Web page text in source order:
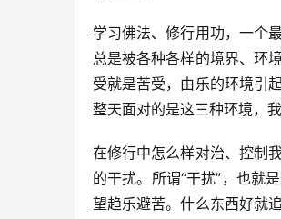
学习佛法、修行用功，一个
总是被各种各样的境界、环
受就是苦受，由乐的环境引
整天面对的是这三种环境，
在修行中怎么样对治、控制
的干扰。所谓“干扰”，也就
望趋乐避苦。什么东西好就